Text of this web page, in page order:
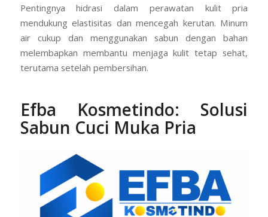
Pentingnya hidrasi dalam perawatan kulit pria
mendukung elastisitas dan mencegah kerutan. Minum
air cukup dan menggunakan sabun dengan bahan
melembapkan membantu menjaga kulit tetap sehat,
terutama setelah pembersihan.
Efba Kosmetindo: Solusi
Sabun Cuci Muka Pria